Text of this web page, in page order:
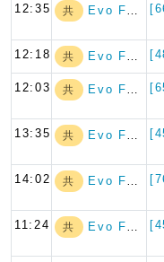
12:35 共 Evo Fund
12:18 共 Evo Fund
12:03 共 Evo Fund
13:35 共 Evo Fund
14:02 共 Evo Fund
11:24 共 Evo Fund